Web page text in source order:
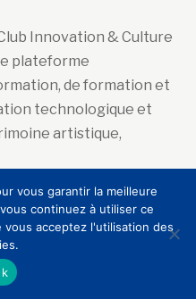
Innovation & Culture
plateforme
de formation et
technologique et
artistique,
vous garantir la meilleure
continuez à utiliser ce
acceptez l'utilisation des